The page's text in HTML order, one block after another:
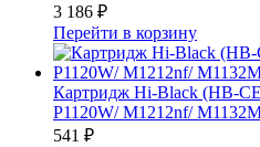
3 186 ₽
Перейти в корзину
Картридж Hi-Black (HB-
P1120W/ M1212nf/
541 ₽